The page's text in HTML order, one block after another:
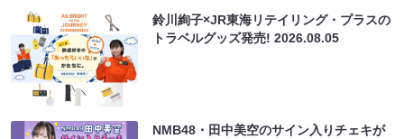
鈴川絢子×JR東海リテイリング・プラスの
トラベルグッズ発売!2026.08.05
NMB48・田中美空のサイン入りチェキが